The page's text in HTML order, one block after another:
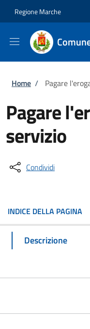
Regione Marche
Briciole di
Home / Pagare
Pagare
servizio
Condividi
INDICE DELLA PAGINA
Descrizione